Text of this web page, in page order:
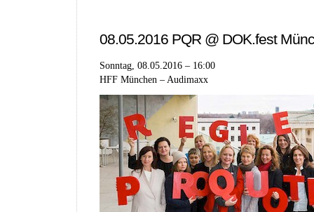
08.05.2016 PQR @ DOK.fest
Sonntag, 08.05.2016 – 16:00
HFF München – Audimaxx